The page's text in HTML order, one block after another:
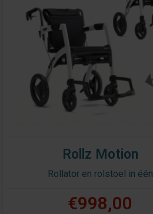
Rollz Motion
Rollator en rolstoel in één
€998,00